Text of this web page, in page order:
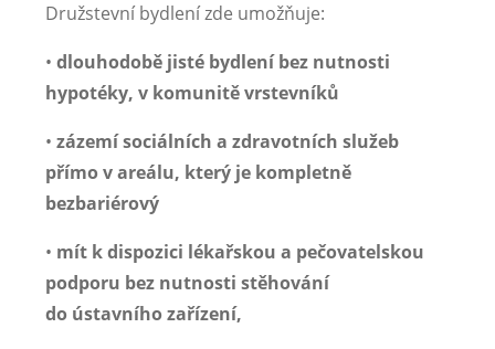
Družstevní bydlení zde umožňuje:
• dlouhodobě jisté bydlení bez nutnosti
hypotéky, v komunitě vrstevníků
• zázemí sociálních a zdravotních služeb
přímo v areálu, který je kompletně
bezbariérový
• mít k dispozici lékařskou a pečovatelskou
podporu bez nutnosti stěhování
do ústavního zařízení,